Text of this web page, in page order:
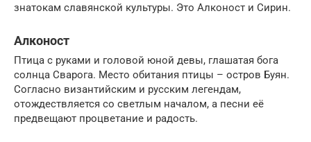
знатокам славянской культуры. Это Алконост и Сирин.
Алконост
Птица с руками и головой юной девы, глашатая бога
солнца Сварога. Место обитания птицы – остров Буян.
Согласно византийским и русским легендам,
отождествляется со светлым началом, а песни её
предвещают процветание и радость.